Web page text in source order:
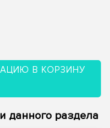
В КОРЗИНУ
данного раздела